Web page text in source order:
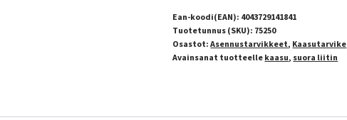
Ean-koodi(EAN): 4043729141841
Tuotetunnus (SKU): 75250
Osastot:Asennustarvikkeet, Kaasutarvike
Avainsanat tuotteelle kaasu, suora liitin